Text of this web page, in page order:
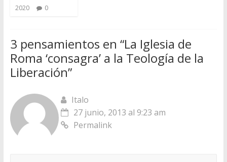
2020
0
3 pensamientos en “La Iglesia de
Roma ‘consagra’ a la Teología de la
Liberación”
Italo
27 junio, 2013 al 9:23 am
Permalink